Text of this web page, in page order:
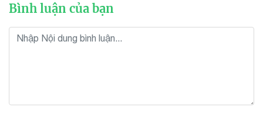
Bình luận của bạn